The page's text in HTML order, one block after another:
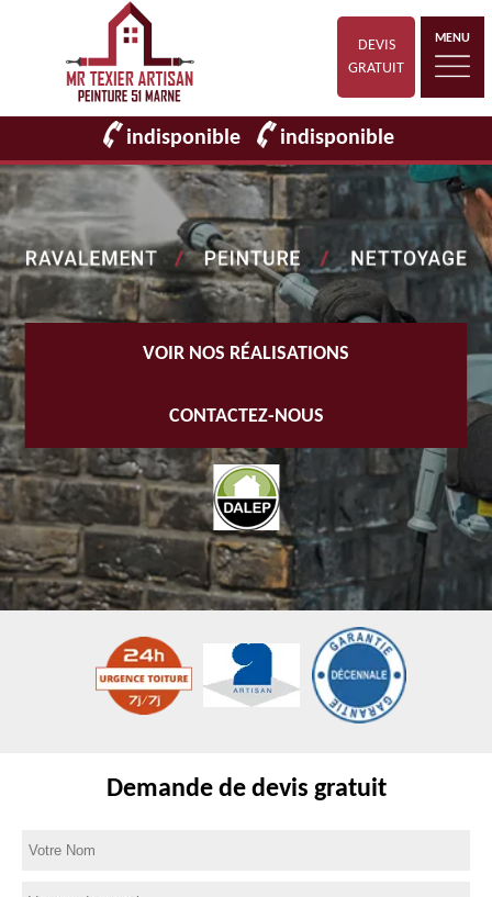
DEVIS
GRATUIT
MENU
indisponible indisponible
VOIR NOS RÉALISATIONS
CONTACTEZ-NOUS
Demande de devis gratuit